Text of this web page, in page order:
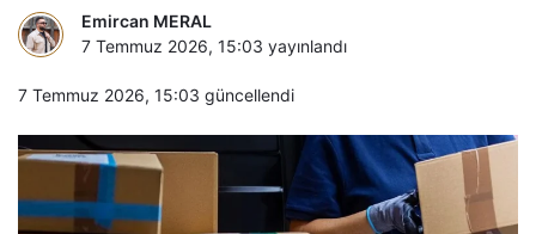
Emircan MERAL
7 Temmuz 2026, 15:03 yayınlandı
7 Temmuz 2026, 15:03 güncellendi